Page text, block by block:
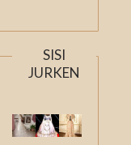
SISI
JURKEN